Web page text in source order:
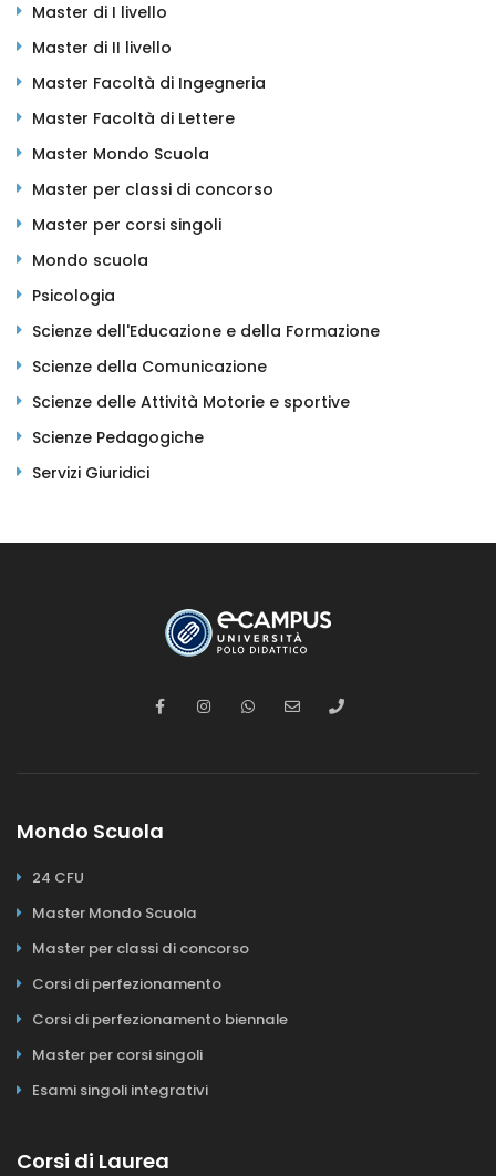
Master di I livello
Master di II livello
Master Facoltà di Ingegneria
Master Facoltà di Lettere
Master Mondo Scuola
Master per classi di concorso
Master per corsi singoli
Mondo scuola
Psicologia
Scienze dell'Educazione e della Formazione
Scienze della Comunicazione
Scienze delle Attività Motorie e sportive
Scienze Pedagogiche
Servizi Giuridici
Mondo Scuola
24 CFU
Master Mondo Scuola
Master per classi di concorso
Corsi di perfezionamento
Corsi di perfezionamento biennale
Master per corsi singoli
Esami singoli integrativi
Corsi di Laurea